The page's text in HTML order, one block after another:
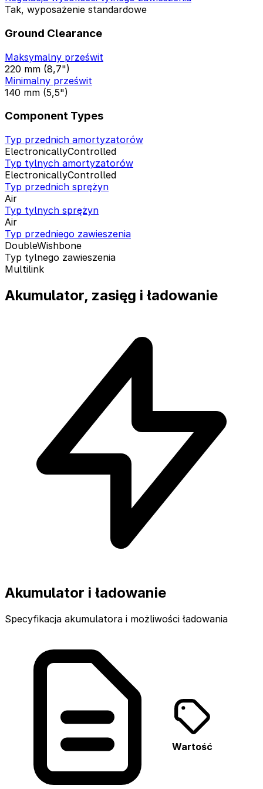
Tak, wyposażenie standardowe
Ground Clearance
Maksymalny prześwit
220 mm (8,7")
Minimalny prześwit
140 mm (5,5")
Component Types
Typ przednich amortyzatorów
ElectronicallyControlled
Typ tylnych amortyzatorów
ElectronicallyControlled
Typ przednich sprężyn
Air
Typ tylnych sprężyn
Air
Typ przedniego zawieszenia
DoubleWishbone
Typ tylnego zawieszenia
Multilink
Akumulator, zasięg i ładowanie
Akumulator i ładowanie
Specyfikacja akumulatora i możliwości ładowania
Wartość